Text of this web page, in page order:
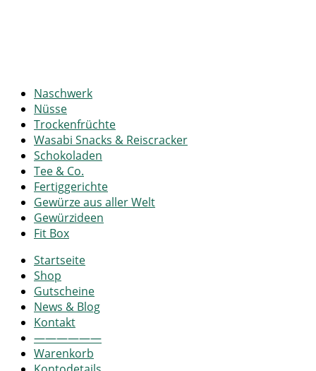
Naschwerk
Nüsse
Trockenfrüchte
Wasabi Snacks & Reiscracker
Schokoladen
Tee & Co.
Fertiggerichte
Gewürze aus aller Welt
Gewürzideen
Fit Box
Startseite
Shop
Gutscheine
News & Blog
Kontakt
——————
Warenkorb